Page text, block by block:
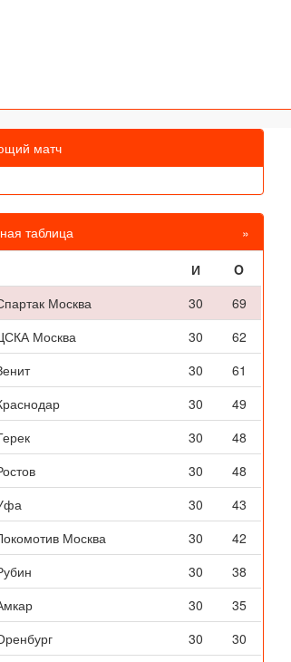
матч
таблица »
И
O
Москва 30
69
Москва 30
62
30
61
30
49
30
48
30
48
30
43
Москва 30
42
30
38
30
35
30
30